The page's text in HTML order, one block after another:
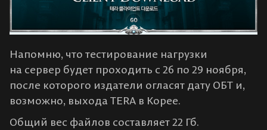
Напомню, что тестирование нагрузки
на сервер будет проходить с 26 по 29 ноября,
после которого издатели огласят дату ОБТ и,
возможно, выхода TERA в Корее.
Общий вес файлов составляет 22 Гб.